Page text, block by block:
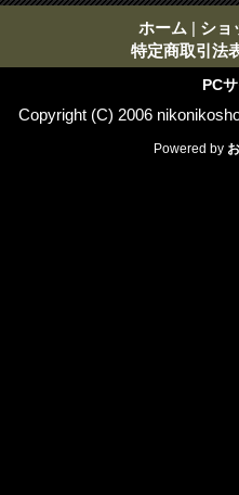
ホーム | ショ
特定商取引法
PC
Copyright (C) 2006
Powered by